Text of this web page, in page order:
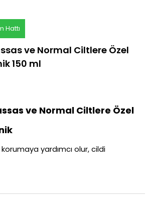
Hattı
ve Normal Ciltlere Özel
150 ml
ve Normal Ciltlere Özel
yardımcı olur, cildi